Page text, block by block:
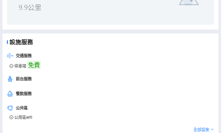
9.9公里
設施服務
交通服務
停車場 免費
前台服務
餐飲服務
公共區
公用區wifi
全部設施